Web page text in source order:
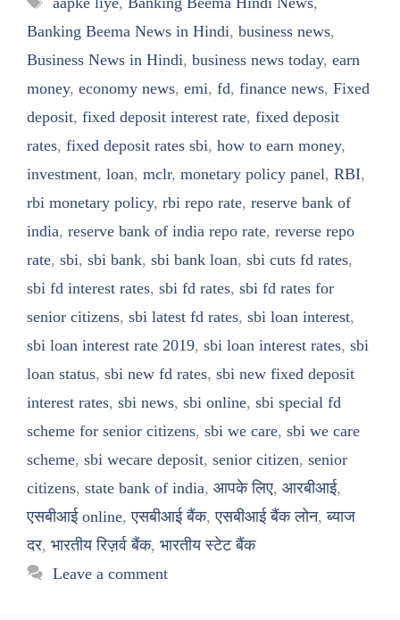
Banking Beema News in Hindi, business news,
Business News in Hindi, business news today, earn
money, economy news, emi, fd, finance news, Fixed
deposit, fixed deposit interest rate, fixed deposit
rates, fixed deposit rates sbi, how to earn money,
investment, loan, mclr, monetary policy panel, RBI,
rbi monetary policy, rbi repo rate, reserve bank of
india, reserve bank of india repo rate, reverse repo
rate, sbi, sbi bank, sbi bank loan, sbi cuts fd rates,
sbi fd interest rates, sbi fd rates, sbi fd rates for
senior citizens, sbi latest fd rates, sbi loan interest,
sbi loan interest rate 2019, sbi loan interest rates, sbi
loan status, sbi new fd rates, sbi new fixed deposit
interest rates, sbi news, sbi online, sbi special fd
scheme for senior citizens, sbi we care, sbi we care
scheme, sbi wecare deposit, senior citizen, senior
citizens, state bank of india, आपके लिए, आरबीआई,
एसबीआई online,एसबीआई बैंक,एसबीआई बैंक लोन,ब्याज
दर, भारतीय रिज़र्व बैंक, भारतीय स्टेट बैंक
Leave a comment